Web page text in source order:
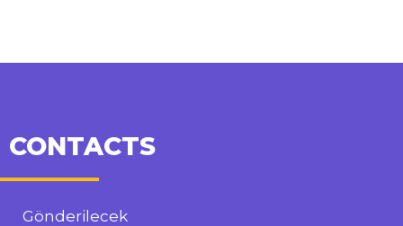
CONTACTS
Gönderilecek